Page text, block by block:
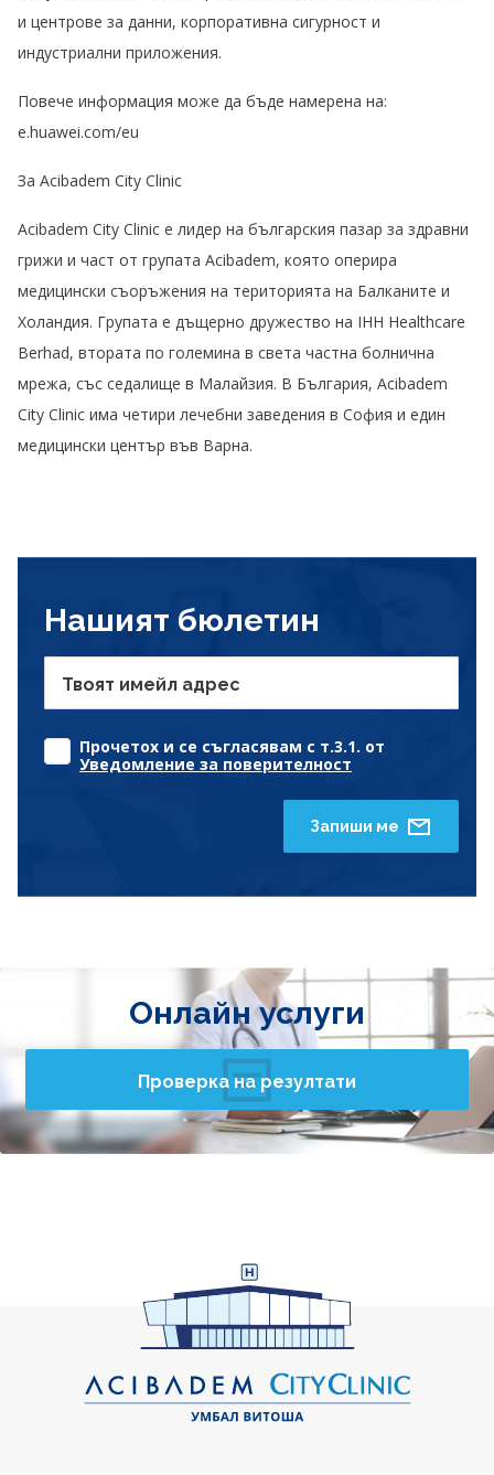
и центрове за данни, корпоративна сигурност и
индустриални приложения.
Повече информация може да бъде намерена на:
e.huawei.com/eu
За Acibadem City Clinic
Acibadem City Clinic е лидер на българския пазар за здравни
грижи и част от групата Acibadem, която оперира
медицински съоръжения на територията на Балканите и
Холандия. Групата е дъщерно дружество на IHH Healthcare
Berhad, втората по големина в света частна болнична
мрежа, със седалище в Малайзия. В България, Acibadem
City Clinic има четири лечебни заведения в София и един
медицински център във Варна.
Нашият бюлетин
Твоят имейл адрес
Прочетох и се съгласявам с т.3.1. от
Уведомление за поверителност
Запиши ме
Онлайн услуги
Проверка на резултати